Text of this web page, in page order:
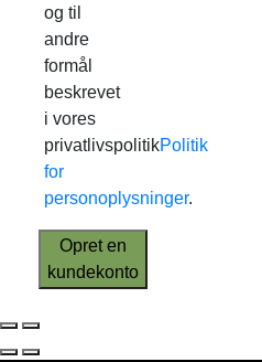
og til
andre
formål
beskrevet
i vores
privatlivspolitikPolitik
for
personoplysninger.
Opret en
kundekonto